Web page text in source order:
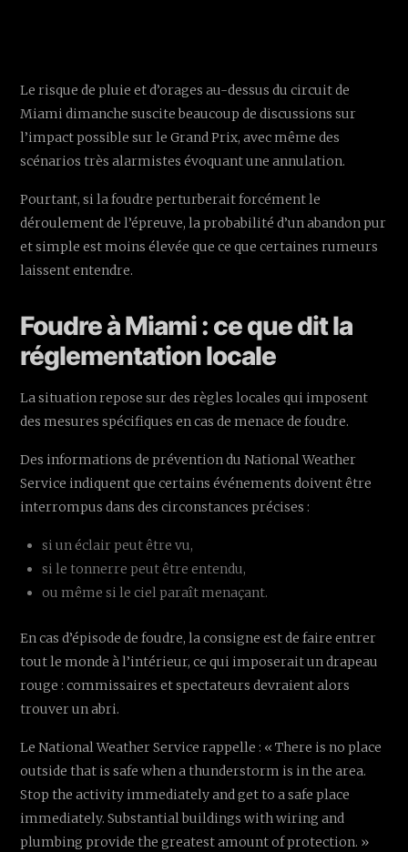
Le risque de pluie et d’orages au-dessus du circuit de
Miami dimanche suscite beaucoup de discussions sur
l’impact possible sur le Grand Prix, avec même des
scénarios très alarmistes évoquant une annulation.
Pourtant, si la foudre perturberait forcément le
déroulement de l’épreuve, la probabilité d’un abandon pur
et simple est moins élevée que ce que certaines rumeurs
laissent entendre.
Foudre à Miami : ce que dit la
réglementation locale
La situation repose sur des règles locales qui imposent
des mesures spécifiques en cas de menace de foudre.
Des informations de prévention du National Weather
Service indiquent que certains événements doivent être
interrompus dans des circonstances précises :
si un éclair peut être vu,
si le tonnerre peut être entendu,
ou même si le ciel paraît menaçant.
En cas d’épisode de foudre, la consigne est de faire entrer
tout le monde à l’intérieur, ce qui imposerait un drapeau
rouge : commissaires et spectateurs devraient alors
trouver un abri.
Le National Weather Service rappelle : « There is no place
outside that is safe when a thunderstorm is in the area.
Stop the activity immediately and get to a safe place
immediately. Substantial buildings with wiring and
plumbing provide the greatest amount of protection. »